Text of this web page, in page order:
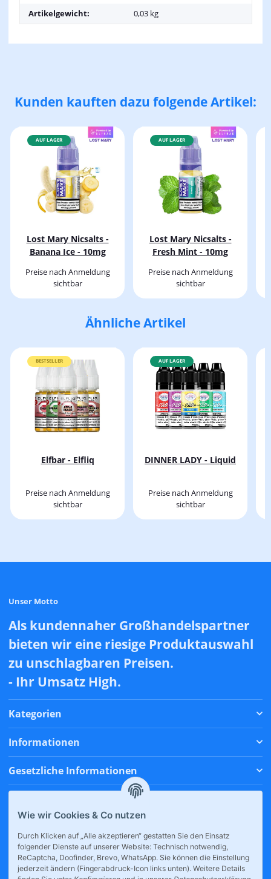
Artikelgewicht:
0,03 kg
Kunden kauften dazu folgende Artikel:
AUF LAGER
Lost Mary Nicsalts -
Banana Ice - 10mg
Preise nach Anmeldung
sichtbar
AUF LAGER
Lost Mary Nicsalts -
Fresh Mint - 10mg
Preise nach Anmeldung
sichtbar
Ähnliche Artikel
BESTSELLER
Elfbar - Elfliq
Preise nach Anmeldung
sichtbar
AUF LAGER
DINNER LADY - Liquid
Preise nach Anmeldung
sichtbar
Unser Motto
Als kundennaher Großhandelspartner
bieten wir eine riesige Produktauswahl
zu unschlagbaren Preisen.
- Ihr Umsatz High.
Kategorien
Informationen
Gesetzliche Informationen
* Alle Preise inkl. gesetzlicher USt., zzgl.Versand
Wie wir Cookies & Co nutzen
Durch Klicken auf „Alle akzeptieren“ gestatten Sie den Einsatz
folgender Dienste auf unserer Website: Technisch notwendig,
ReCaptcha, Doofinder, Brevo, WhatsApp. Sie können die Einstellung
jederzeit ändern (Fingerabdruck-Icon links unten). Weitere Details